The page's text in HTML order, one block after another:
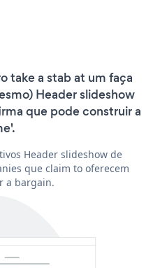
take a stab at um faça
Header slideshow
que pode construir a
Header slideshow de
que claim to oferecem
a bargain.